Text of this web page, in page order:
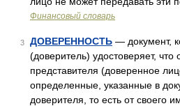
Финансовый словарь
3 ДОВЕРЕННОСТЬ — документ,
(доверитель) удостоверяет,
представителя (доверенное
определенные, указанные в
доверителя, то есть от своего